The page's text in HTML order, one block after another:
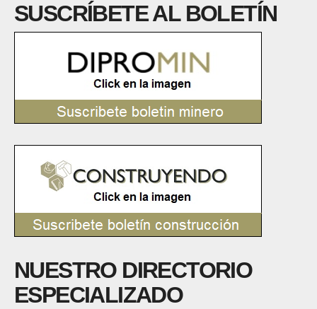
SUSCRÍBETE AL BOLETÍN
NUESTRO DIRECTORIO
ESPECIALIZADO